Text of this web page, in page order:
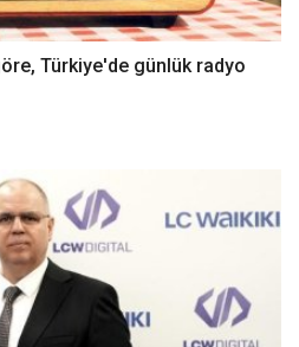
Türkiye'de günlük radyo